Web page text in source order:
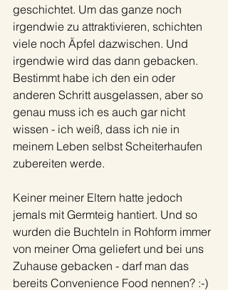
geschichtet. Um das ganze noch
irgendwie zu attraktivieren, schichten
viele noch Äpfel dazwischen. Und
irgendwie wird das dann gebacken.
Bestimmt habe ich den ein oder
anderen Schritt ausgelassen, aber so
genau muss ich es auch gar nicht
wissen - ich weiß, dass ich nie in
meinem Leben selbst Scheiterhaufen
zubereiten werde.
Keiner meiner Eltern hatte jedoch
jemals mit Germteig hantiert. Und so
wurden die Buchteln in Rohform immer
von meiner Oma geliefert und bei uns
Zuhause gebacken - darf man das
bereits Convenience Food nennen? :-)